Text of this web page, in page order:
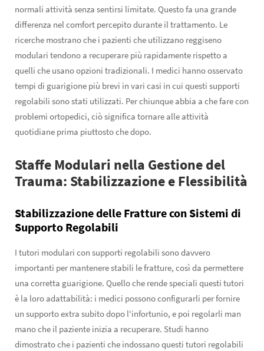
normali attività senza sentirsi limitate. Questo fa una grande
differenza nel comfort percepito durante il trattamento. Le
ricerche mostrano che i pazienti che utilizzano reggiseno
modulari tendono a recuperare più rapidamente rispetto a
quelli che usano opzioni tradizionali. I medici hanno osservato
tempi di guarigione più brevi in vari casi in cui questi supporti
regolabili sono stati utilizzati. Per chiunque abbia a che fare con
problemi ortopedici, ciò significa tornare alle attività
quotidiane prima piuttosto che dopo.
Staffe Modulari nella Gestione del
Trauma: Stabilizzazione e Flessibilità
Stabilizzazione delle Fratture con Sistemi di
Supporto Regolabili
I tutori modulari con supporti regolabili sono davvero
importanti per mantenere stabili le fratture, così da permettere
una corretta guarigione. Quello che rende speciali questi tutori
è la loro adattabilità: i medici possono configurarli per fornire
un supporto extra subito dopo l'infortunio, e poi regolarli man
mano che il paziente inizia a recuperare. Studi hanno
dimostrato che i pazienti che indossano questi tutori regolabili